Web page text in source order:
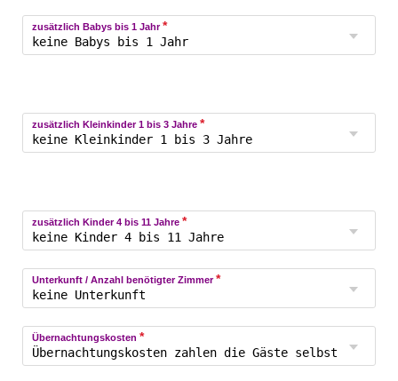
zusätzlich Babys bis 1 Jahr*
zusätzlich Kleinkinder 1 bis 3 Jahre *
zusätzlich Kinder 4 bis 11 Jahre *
Unterkunft / Anzahl benötigter Zimmer*
Übernachtungskosten *